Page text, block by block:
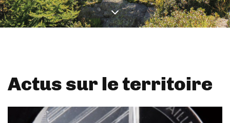
Actus sur le territoire